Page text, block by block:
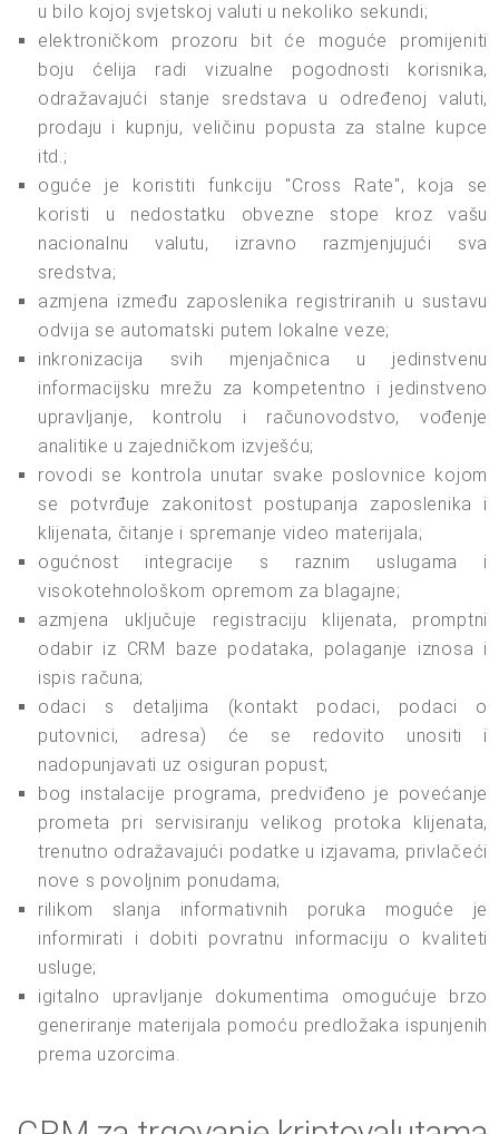
u bilo kojoj svjetskoj valuti u nekoliko sekundi;
elektroničkom prozoru bit će moguće promijeniti
boju ćelija radi vizualne pogodnosti korisnika,
odražavajući stanje sredstava u određenoj valuti,
prodaju i kupnju, veličinu popusta za stalne kupce
itd.;
oguće je koristiti funkciju "Cross Rate", koja se
koristi u nedostatku obvezne stope kroz vašu
nacionalnu valutu, izravno razmjenjujući sva
sredstva;
azmjena između zaposlenika registriranih u sustavu
odvija se automatski putem lokalne veze;
inkronizacija svih mjenjačnica u jedinstvenu
informacijsku mrežu za kompetentno i jedinstveno
upravljanje, kontrolu i računovodstvo, vođenje
analitike u zajedničkom izvješću;
rovodi se kontrola unutar svake poslovnice kojom
se potvrđuje zakonitost postupanja zaposlenika i
klijenata, čitanje i spremanje video materijala;
ogućnost integracije s raznim uslugama i
visokotehnološkom opremom za blagajne;
azmjena uključuje registraciju klijenata, promptni
odabir iz CRM baze podataka, polaganje iznosa i
ispis računa;
odaci s detaljima (kontakt podaci, podaci o
putovnici, adresa) će se redovito unositi i
nadopunjavati uz osiguran popust;
bog instalacije programa, predviđeno je povećanje
prometa pri servisiranju velikog protoka klijenata,
trenutno odražavajući podatke u izjavama, privlačeći
nove s povoljnim ponudama;
rilikom slanja informativnih poruka moguće je
informirati i dobiti povratnu informaciju o kvaliteti
usluge;
igitalno upravljanje dokumentima omogućuje brzo
generiranje materijala pomoću predložaka ispunjenih
prema uzorcima.